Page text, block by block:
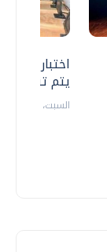
اختبارات
يتم
السبت، 18 يوليو 2026 09:22 ص